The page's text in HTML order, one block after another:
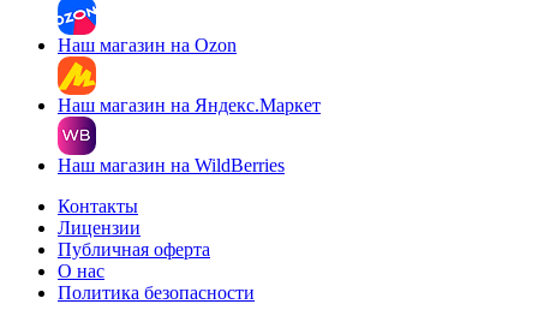
Наш магазин на Ozon
Наш магазин на Яндекс.Маркет
Наш магазин на WildBerries
Контакты
Лицензии
Публичная оферта
О нас
Политика безопасности